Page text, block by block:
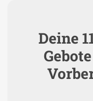
Deine